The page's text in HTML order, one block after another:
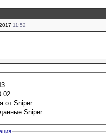
11:52
от Sniper
Sniper